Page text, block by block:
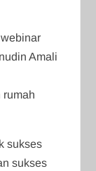
Amali
rumah
sukses
sukses